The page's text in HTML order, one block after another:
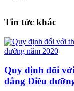
Tin tức khác
Quy định đối
đẳng Điều